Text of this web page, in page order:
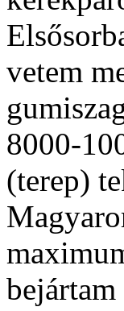
vetem
8000-
(terep)